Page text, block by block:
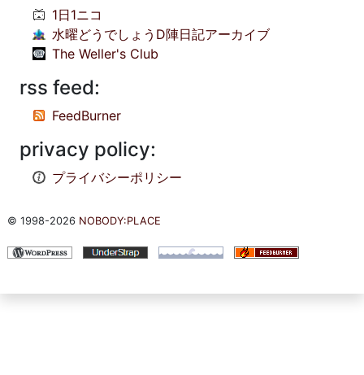
1日1ニコ
水曜どうでしょうD陣日記アーカイブ
The Weller's Club
rss feed:
FeedBurner
privacy policy:
プライバシーポリシー
© 1998-2026 NOBODY:PLACE